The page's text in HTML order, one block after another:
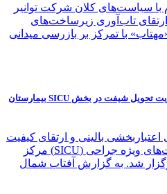
سیاست‌های کلان شرکت توانیر
تاب‌آوری زیرساخت‌های
با تمرکز بر بازرسی میدانی
برگزاری راند بالینی صبحگاهی با محوریت تحویل شیفت در بخش SICU بیمارستان
بالینی و ارتقای کیفیت
آموزش بالینی، در بخش مراقبت‌های ویژه جراحی (SICU) مرکز
شد. به گزارش آفتاب شمال